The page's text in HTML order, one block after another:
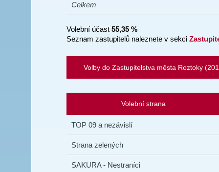
Celkem
Volební účast 55,35 %
Seznam zastupitelů naleznete v sekci
Volby do Zastupitelstva města Roztoky
Volební strana
TOP 09 a nezávislí
Strana zelených
SAKURA - Nestraníci